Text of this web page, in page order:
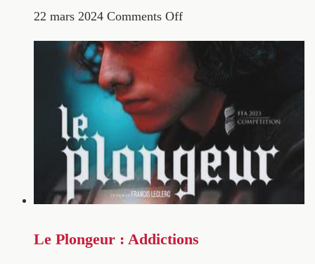
22 mars 2024 Comments Off
Le Plongeur : Addictions